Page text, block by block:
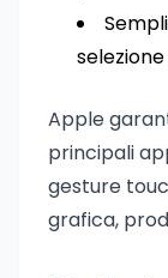
Apple
principali
gesture
grafica,